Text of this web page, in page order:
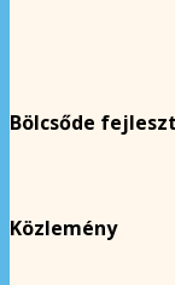
Bölcsőde
Közlemény